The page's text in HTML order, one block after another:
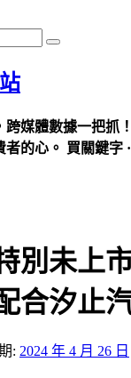
跨媒體數據一把抓
的心。 買關鍵字
別未上
合汐止
: 2024 年 4 月 26 日